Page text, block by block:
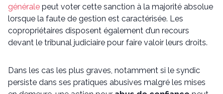
générale peut voter cette sanction à la majorité absolue
lorsque la faute de gestion est caractérisée. Les
copropriétaires disposent également d’un recours
devant le tribunal judiciaire pour faire valoir leurs droits.
Dans les cas les plus graves, notamment si le syndic
persiste dans ses pratiques abusives malgré les mises